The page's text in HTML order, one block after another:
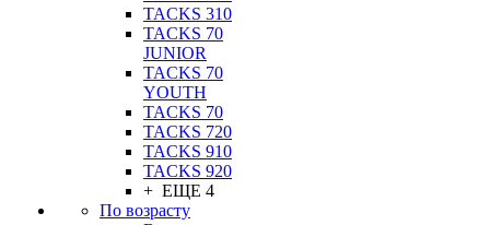
TACKS 310
TACKS 70
JUNIOR
TACKS 70
YOUTH
TACKS 70
TACKS 720
TACKS 910
TACKS 920
+ ЕЩЕ 4
По возрасту